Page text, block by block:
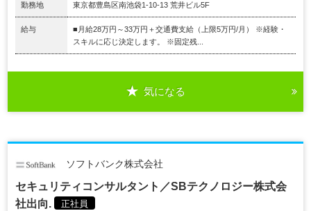
勤務地 東京都豊島区南池袋1-10-13 荒井ビル5F
給与
■月給28万円～33万円＋交通費支給（上限5万円/月） ※経験・
スキルに応じ決定します。 ※固定残...
気になる
ソフトバンク株式会社
セキュリティコンサルタント／SBテクノロジー株式会
社出向.
正社員